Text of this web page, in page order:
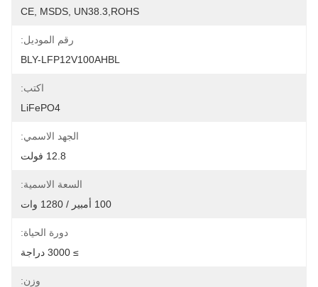
CE, MSDS, UN38.3,ROHS
رقم الموديل:
BLY-LFP12V100AHBL
اكتب:
LiFePO4
الجهد الاسمي:
12.8 فولت
السعة الاسمية:
100 أمبير / 1280 وات
دورة الحياة:
≥ 3000 دراجة
وزن: